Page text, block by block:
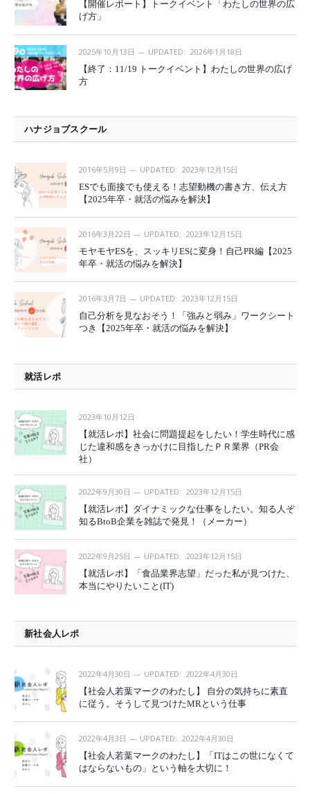
【開催レポート】トークイベント「わたしの世界の広
げ方」
2025年10月13日 UPDATED: 2026年1月18日
【終了：11/19 トークイベント】わたしの世界の広げ
方
ハナジョブスクール
2016年5月9日 UPDATED: 2023年12月15日
ESでも面接でも使える！志望動機の書き方、伝え方
【2025年卒・就活の悩みを解決】
2016年3月22日 UPDATED: 2023年12月15日
モヤモヤESを、スッキリESに変身！自己PR編【2025
年卒・就活の悩みを解決】
2016年3月7日 UPDATED: 2023年12月15日
自己分析を見なおそう！「強みと弱み」ワークシート
つき【2025年卒・就活の悩みを解決】
就活レポ
2023年10月12日
【就活レポ】社会に問題提起をしたい！学生時代に感
じた違和感をきっかけに目指したＰＲ業界（PR会
社）
2022年9月30日 UPDATED: 2023年12月15日
【就活レポ】ダイナミックな仕事をしたい。知る人ぞ
知るBtoB企業を雑誌で発見！（メーカー）
2022年9月25日 UPDATED: 2023年12月15日
【就活レポ】「食品業界志望」だった私が見つけた、
本当にやりたいこと(IT)
新社会人レポ
2022年4月30日 UPDATED: 2022年4月30日
【社会人若葉マークのわたし】 自分の気持ちに素直
に従う。そうして見つけたMRという仕事
2022年4月3日 UPDATED: 2022年4月30日
【社会人若葉マークのわたし】「ITはこの世になくて
はならないもの」という軸を大切に！